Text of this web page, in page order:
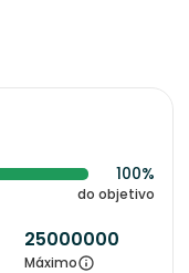
100%
do objetivo
25000000
Máximo